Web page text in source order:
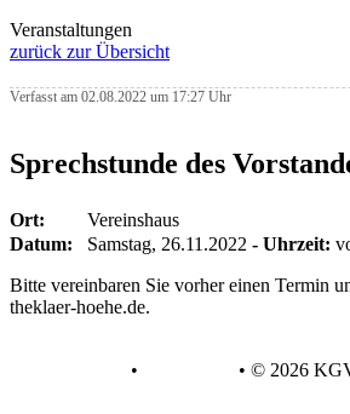
Veranstaltungen
zurück zur Übersicht
Verfasst am 02.08.2022 um 17:27 Uhr
Sprechstunde des
Ort:
Vereinshaus
Datum:
Samstag, 26.11.2022 - Uhrzeit:
Bitte vereinbaren Sie vorher einen Termin
theklaer-hoehe.de.
• • © 2026